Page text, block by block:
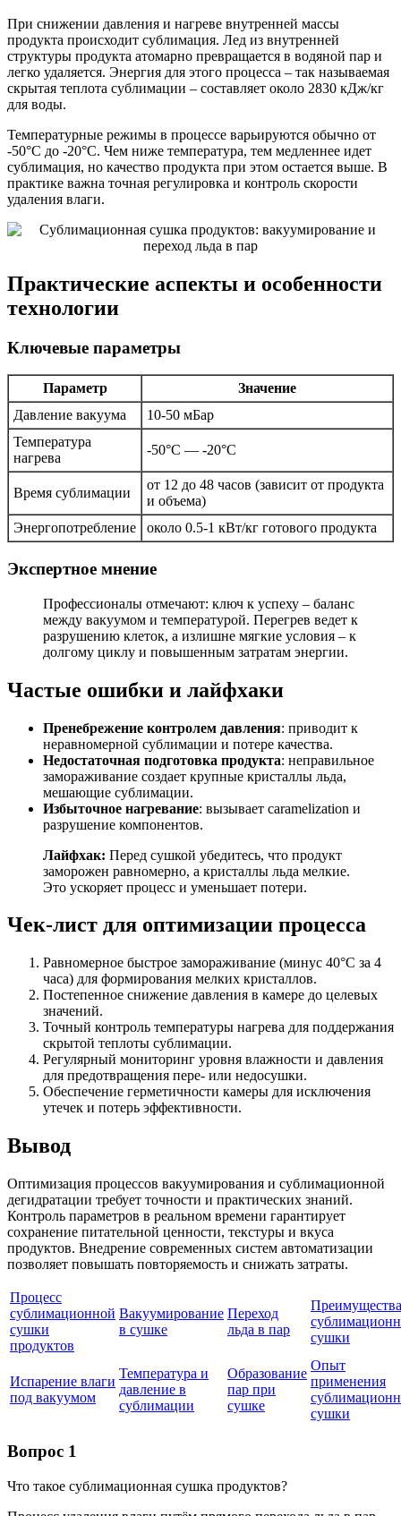
При снижении давления и нагреве внутренней массы
продукта происходит сублимация. Лед из внутренней
структуры продукта атомарно превращается в водяной пар и
легко удаляется. Энергия для этого процесса – так называемая
скрытая теплота сублимации – составляет около 2830 кДж/кг
для воды.
Температурные режимы в процессе варьируются обычно от
-50°C до -20°C. Чем ниже температура, тем медленнее идет
сублимация, но качество продукта при этом остается выше. В
практике важна точная регулировка и контроль скорости
удаления влаги.
Практические аспекты и особенности
технологии
Ключевые параметры
Параметр
Значение
Давление вакуума
10-50 мБар
Температура
нагрева
-50°C — -20°C
Время сублимации
от 12 до 48 часов (зависит от продукта
и объема)
Энергопотребление
около 0.5-1 кВт/кг готового продукта
Экспертное мнение
Профессионалы отмечают: ключ к успеху – баланс
между вакуумом и температурой. Перегрев ведет к
разрушению клеток, а излишне мягкие условия – к
долгому циклу и повышенным затратам энергии.
Частые ошибки и лайфхаки
Пренебрежение контролем давления: приводит к
неравномерной сублимации и потере качества.
Недостаточная подготовка продукта: неправильное
замораживание создает крупные кристаллы льда,
мешающие сублимации.
Избыточное нагревание: вызывает caramelization и
разрушение компонентов.
Лайфхак: Перед сушкой убедитесь, что продукт
заморожен равномерно, а кристаллы льда мелкие.
Это ускоряет процесс и уменьшает потери.
Чек-лист для оптимизации процесса
Равномерное быстрое замораживание (минус 40°C за 4
часа) для формирования мелких кристаллов.
Постепенное снижение давления в камере до целевых
значений.
Точный контроль температуры нагрева для поддержания
скрытой теплоты сублимации.
Регулярный мониторинг уровня влажности и давления
для предотвращения пере- или недосушки.
Обеспечение герметичности камеры для исключения
утечек и потерь эффективности.
Вывод
Оптимизация процессов вакуумирования и сублимационной
дегидратации требует точности и практических знаний.
Контроль параметров в реальном времени гарантирует
сохранение питательной ценности, текстуры и вкуса
продуктов. Внедрение современных систем автоматизации
позволяет повышать повторяемость и снижать затраты.
Процесс
сублимационной
сушки
продуктов
Вакуумирование
в сушке
Переход
льда в пар
Преимущества
сушки
Испарение влаги
под вакуумом
Температура и
давление в
сублимации
Образование
пар при
сушке
Опыт
применения
сушки
Вопрос 1
Что такое сублимационная сушка продуктов?